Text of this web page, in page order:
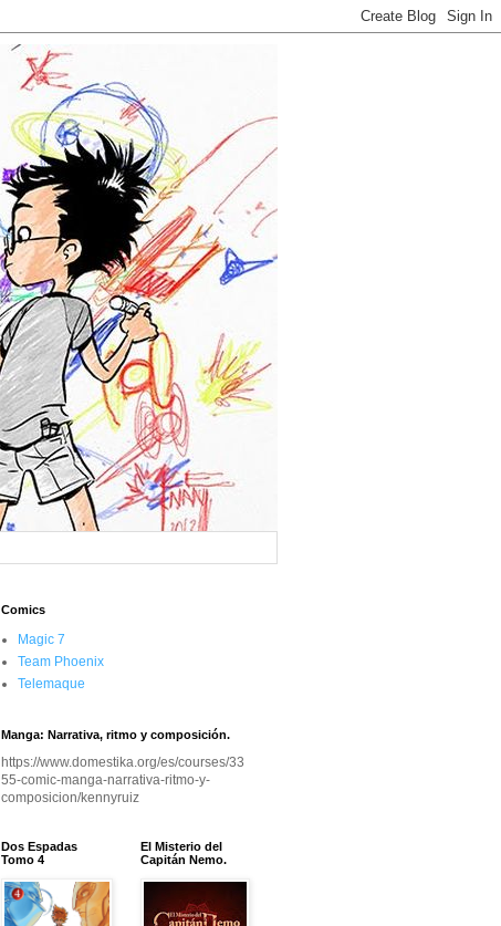
Comics
Magic 7
Team Phoenix
Telemaque
Manga: Narrativa, ritmo y composición.
https://www.domestika.org/es/courses/33
55-comic-manga-narrativa-ritmo-y-
composicion/kennyruiz
Dos Espadas
Tomo 4
El Misterio del
Capitán Nemo.